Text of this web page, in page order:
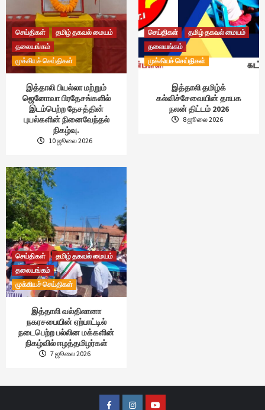
செய்திகள்
தமிழ் தகவல் மையம்
தலையங்கம்
முக்கியச் செய்திகள்
இத்தாலி பியல்லா மற்றும்
ஜெனோவா பிரதேசங்களில்
இடம்பெற்ற தேசத்தின்
புயல்களின் நினைவேந்தல்
நிகழ்வு.
10 ஜூலை 2026
செய்திகள்
தமிழ் தகவல் மையம்
தலையங்கம்
முக்கியச் செய்திகள்
இத்தாலி தமிழ்க்
கல்விச்சேவையின் தாயக
நலன் திட்டம் 2026
8 ஜூலை 2026
செய்திகள்
தமிழ் தகவல் மையம்
தலையங்கம்
முக்கியச் செய்திகள்
இத்தாலி வல்திலானா
நகரசபையின் ஏற்பாட்டில்
நடைபெற்ற பல்லின மக்களின்
நிகழ்வில் ஈழத்தமிழர்கள்
7 ஜூலை 2026
FacebookInstagramYoutube